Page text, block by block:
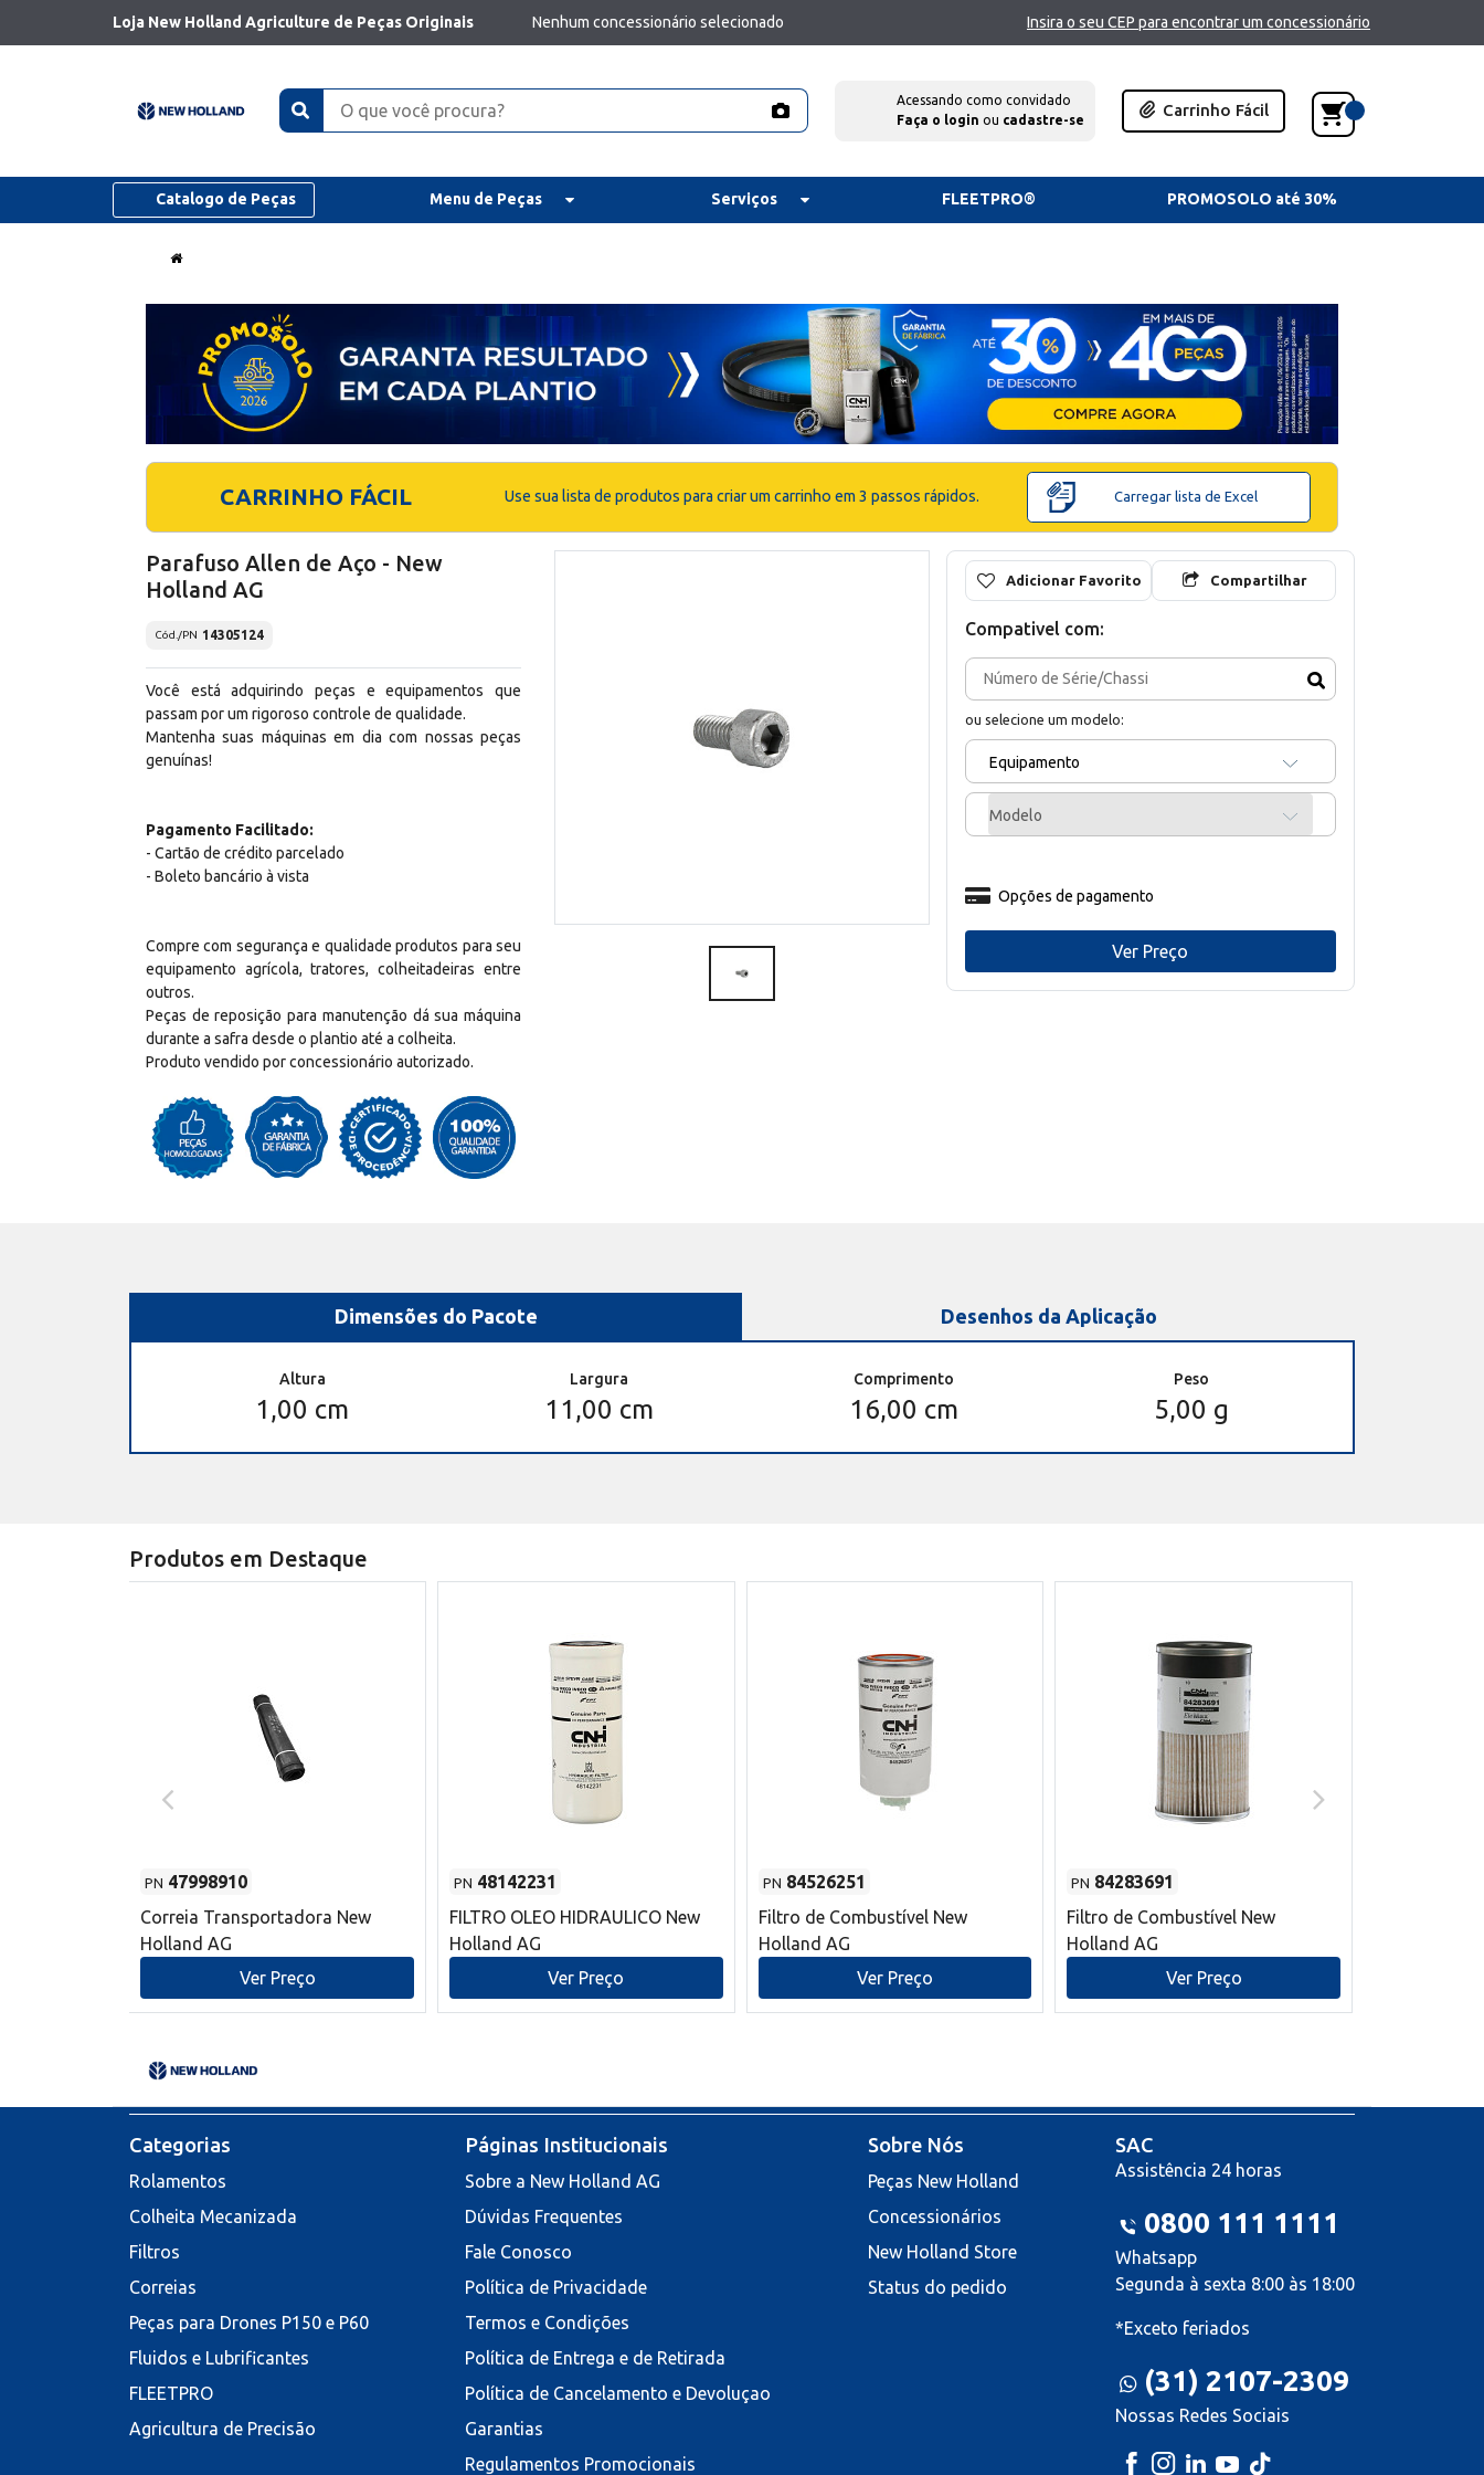
Loja New Holland Agriculture de Peças Originais Nenhum concessionário selecionado Insira o seu CEP para encontrar um concessionário
Acessando como convidado
Faça o login ou cadastre-se
Carrinho Fácil
Catalogo de Peças Menu de Peças Serviços FLEETPRO® PROMOSOLO até 30%
CARRINHO FÁCIL Use sua lista de produtos para criar um carrinho em 3 passos rápidos. Carregar lista de Excel
Parafuso Allen de Aço - New
Holland AG
Cód./PN 14305124
Você está adquirindo peças e equipamentos que
passam por um rigoroso controle de qualidade.
Mantenha suas máquinas em dia com nossas peças
genuínas!
Pagamento Facilitado:
- Cartão de crédito parcelado
- Boleto bancário à vista
Compre com segurança e qualidade produtos para seu
equipamento agrícola, tratores, colheitadeiras entre
outros.
Peças de reposição para manutenção dá sua máquina
durante a safra desde o plantio até a colheita.
Produto vendido por concessionário autorizado.
Adicionar Favorito Compartilhar
Compativel com:
ou selecione um modelo:
Equipamento
Modelo
Opções de pagamento
Ver Preço
Dimensões do Pacote Desenhos da Aplicação
Altura
1,00 cm
Largura
11,00 cm
Comprimento
16,00 cm
Peso
5,00 g
Produtos em Destaque
PN 47998910
Correia Transportadora New
Holland AG
Ver Preço
PN 48142231
FILTRO OLEO HIDRAULICO New
Holland AG
Ver Preço
PN 84526251
Filtro de Combustível New
Holland AG
Ver Preço
PN 84283691
Filtro de Combustível New
Holland AG
Ver Preço
Categorias
Rolamentos
Colheita Mecanizada
Filtros
Correias
Peças para Drones P150 e P60
Fluidos e Lubrificantes
FLEETPRO
Agricultura de Precisão
Páginas Institucionais
Sobre a New Holland AG
Dúvidas Frequentes
Fale Conosco
Política de Privacidade
Termos e Condições
Política de Entrega e de Retirada
Política de Cancelamento e Devoluçao
Garantias
Regulamentos Promocionais
Sobre Nós
Peças New Holland
Concessionários
New Holland Store
Status do pedido
SAC
Assistência 24 horas
0800 111 1111
Whatsapp
Segunda à sexta 8:00 às 18:00
*Exceto feriados
(31) 2107-2309
Nossas Redes Sociais